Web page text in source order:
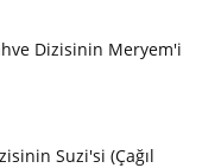
Dizisinin Meryem'i
Suzi'si (Çağıl